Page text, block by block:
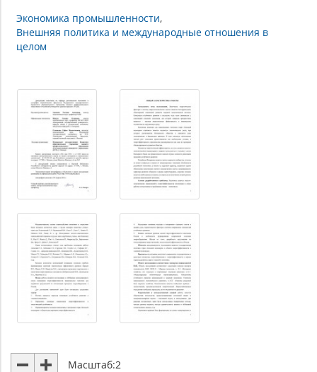
Экономика промышленности
Внешняя политика и международные отношения в
целом
Масштаб:2